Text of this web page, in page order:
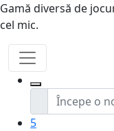
Gamă diversă de
cel mic.
5